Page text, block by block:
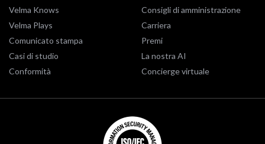
Velma Knows
Velma Plays
Comunicato stampa
Casi di studio
Conformità
Consigli di amministrazione
Carriera
Premi
La nostra AI
Concierge virtuale